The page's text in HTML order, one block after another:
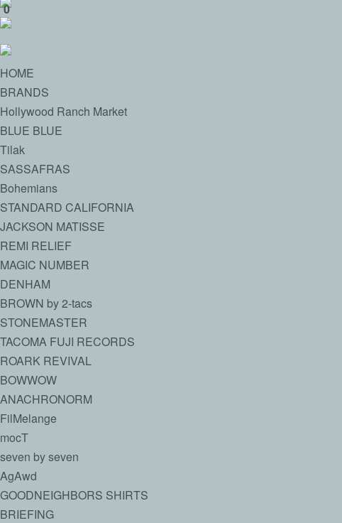
0
HOME
BRANDS
Hollywood Ranch Market
BLUE BLUE
Tilak
SASSAFRAS
Bohemians
STANDARD CALIFORNIA
JACKSON MATISSE
REMI RELIEF
MAGIC NUMBER
DENHAM
BROWN by 2-tacs
STONEMASTER
TACOMA FUJI RECORDS
ROARK REVIVAL
BOWWOW
ANACHRONORM
FilMelange
mocT
seven by seven
AgAwd
GOODNEIGHBORS SHIRTS
BRIEFING